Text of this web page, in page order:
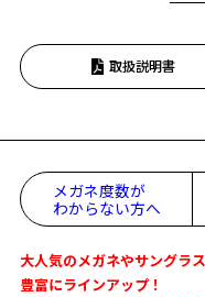
取扱説明書
メガネ度数が
わからない方へ
大人気のメガネやサングラ
豊富にラインアップ！